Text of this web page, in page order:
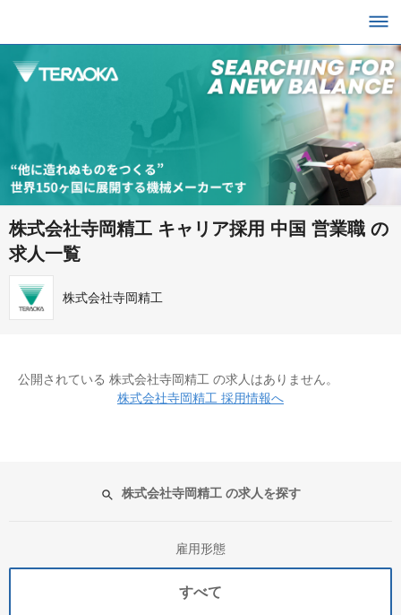
株式会社寺岡精工 キャリア採用 中国 営業職 の
求人一覧
株式会社寺岡精工
公開されている 株式会社寺岡精工 の求人はありません。
株式会社寺岡精工 採用情報へ
株式会社寺岡精工 の求人を探す
雇用形態
すべて